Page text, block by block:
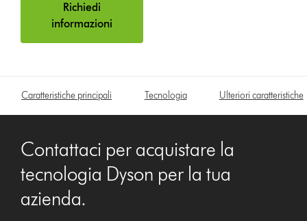
Richiedi
informazioni
Caratteristiche principali Tecnologia Ulteriori caratteristiche
Contattaci per acquistare la
tecnologia Dyson per la tua
azienda.